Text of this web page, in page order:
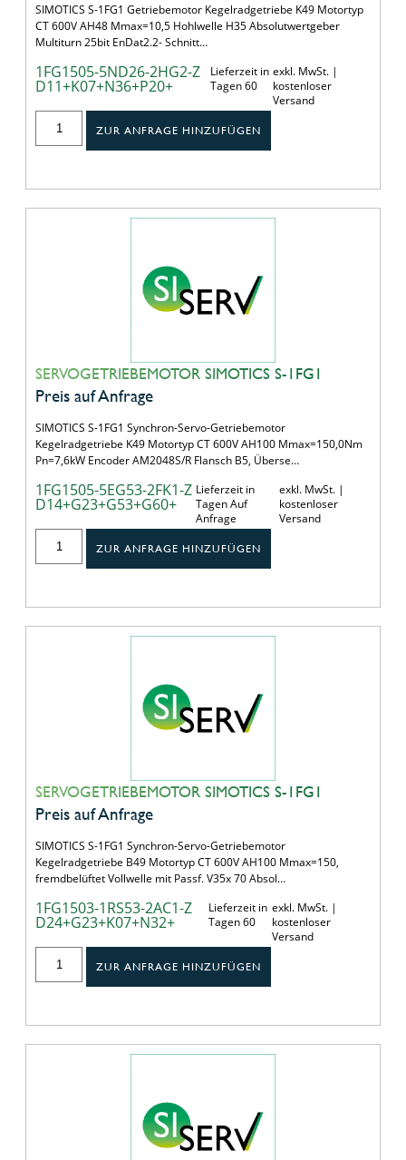
SIMOTICS S-1FG1 Getriebemotor Kegelradgetriebe K49 Motortyp
CT 600V AH48 Mmax=10,5 Hohlwelle H35 Absolutwertgeber
Multiturn 25bit EnDat2.2- Schnitt…
1FG1505-5ND26-2HG2-Z
D11+K07+N36+P20+
Lieferzeit in
Tagen 60
exkl. MwSt. |
kostenloser
Versand
ZUR ANFRAGE HINZUFÜGEN
SERVOGETRIEBEMOTOR SIMOTICS S-1FG1
Preis auf Anfrage
SIMOTICS S-1FG1 Synchron-Servo-Getriebemotor
Kegelradgetriebe K49 Motortyp CT 600V AH100 Mmax=150,0Nm
Pn=7,6kW Encoder AM2048S/R Flansch B5, Überse…
1FG1505-5EG53-2FK1-Z
D14+G23+G53+G60+
Lieferzeit in
Tagen Auf
Anfrage
exkl. MwSt. |
kostenloser
Versand
ZUR ANFRAGE HINZUFÜGEN
SERVOGETRIEBEMOTOR SIMOTICS S-1FG1
Preis auf Anfrage
SIMOTICS S-1FG1 Synchron-Servo-Getriebemotor
Kegelradgetriebe B49 Motortyp CT 600V AH100 Mmax=150,
fremdbelüftet Vollwelle mit Passf. V35x 70 Absol…
1FG1503-1RS53-2AC1-Z
D24+G23+K07+N32+
Lieferzeit in
Tagen 60
exkl. MwSt. |
kostenloser
Versand
ZUR ANFRAGE HINZUFÜGEN